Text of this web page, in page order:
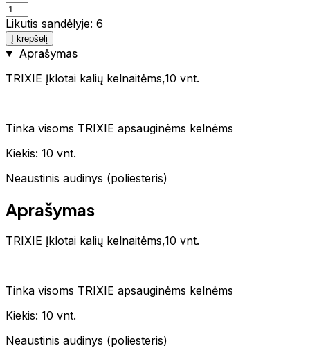
Likutis sandėlyje: 6
Į krepšelį
Aprašymas
TRIXIE Įklotai kalių kelnaitėms,10 vnt.
Tinka visoms TRIXIE apsauginėms kelnėms
Kiekis: 10 vnt.
Neaustinis audinys (poliesteris)
Aprašymas
TRIXIE Įklotai kalių kelnaitėms,10 vnt.
Tinka visoms TRIXIE apsauginėms kelnėms
Kiekis: 10 vnt.
Neaustinis audinys (poliesteris)